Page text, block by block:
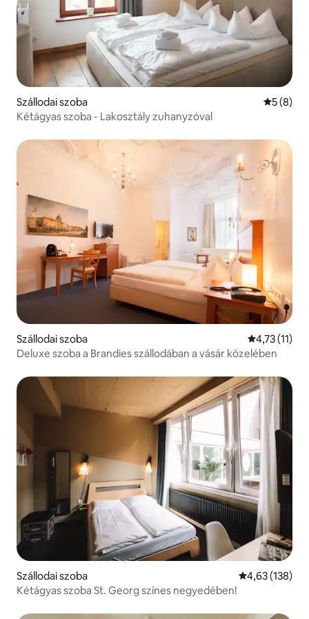
Szállodai szoba Átlagos
5 (8)
Kétágyas szoba - Lakosztály zuhanyzóval
Szállodai szoba Átlagos
4,73 (11)
Deluxe szoba a Brandies szállodában a vásár közelében
Szállodai szoba Átlagos
4,63 (138)
Kétágyas szoba St. Georg színes negyedében!